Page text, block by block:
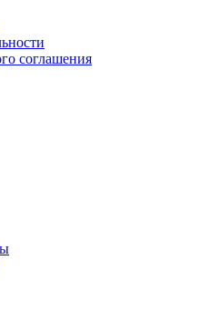
соглашения